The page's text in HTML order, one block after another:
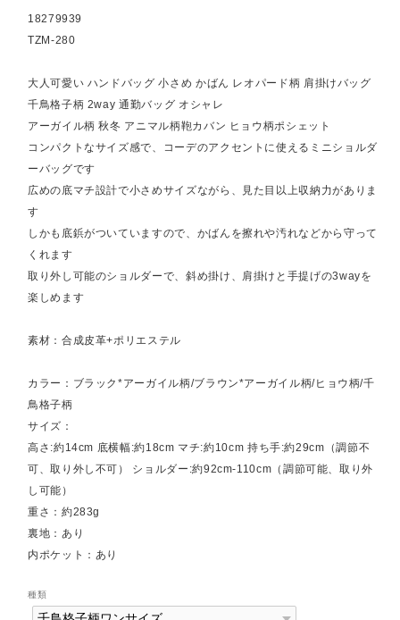
18279939
TZM-280
大人可愛い ハンドバッグ 小さめ かばん レオパード柄 肩掛けバッグ
千鳥格子柄 2way 通勤バッグ オシャレ
アーガイル柄 秋冬 アニマル柄鞄カバン ヒョウ柄ポシェット
コンパクトなサイズ感で、コーデのアクセントに使えるミニショルダ
ーバッグです
広めの底マチ設計で小さめサイズながら、見た目以上収納力がありま
す
しかも底鋲がついていますので、かばんを擦れや汚れなどから守って
くれます
取り外し可能のショルダーで、斜め掛け、肩掛けと手提げの3wayを
楽しめます
素材：合成皮革+ポリエステル
カラー：ブラック*アーガイル柄/ブラウン*アーガイル柄/ヒョウ柄/千
鳥格子柄
サイズ：
高さ:約14cm 底横幅:約18cm マチ:約10cm 持ち手:約29cm（調節不
可、取り外し不可） ショルダー:約92cm-110cm（調節可能、取り外
し可能）
重さ：約283g
裏地：あり
内ポケット：あり
種類